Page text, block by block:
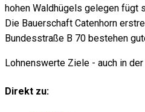
hohen Waldhügels gelegen fügt
Die Bauerschaft Catenhorn
Bundesstraße B 70 bestehen
Lohnenswerte Ziele - auch in
Direkt zu: